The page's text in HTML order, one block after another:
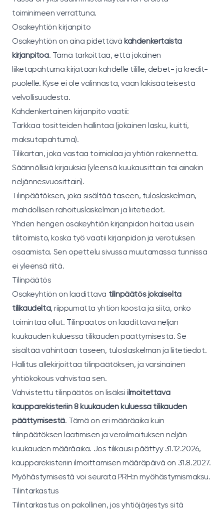
toiminimeen verrattuna.
Osakeyhtiön kirjanpito
Osakeyhtiön on aina pidettävä kahdenkertaista
kirjanpitoa. Tämä tarkoittaa, että jokainen
liiketapahtuma kirjataan kahdelle tilille, debet- ja kredit-
puolelle. Kyse ei ole valinnasta, vaan lakisääteisestä
velvollisuudesta.
Kahdenkertainen kirjanpito vaatii:
Tarkkaa tositteiden hallintaa (jokainen lasku, kuitti,
maksutapahtuma).
Tilikartan, joka vastaa toimialaa ja yhtiön rakennetta.
Säännöllisiä kirjauksia (yleensä kuukausittain tai ainakin
neljännesvuosittain).
Tilinpäätöksen, joka sisältää taseen, tuloslaskelman,
mahdollisen rahoituslaskelman ja liitetiedot.
Yhden hengen osakeyhtiön kirjanpidon hoitaa usein
tilitoimisto, koska työ vaatii kirjanpidon ja verotuksen
osaamista. Sen opettelu sivussa muutamassa tunnissa
ei yleensä riitä.
Tilinpäätös
Osakeyhtiön on laadittava tilinpäätös jokaiselta
tilikaudelta, riippumatta yhtiön koosta ja siitä, onko
toimintaa ollut. Tilinpäätös on laadittava neljän
kuukauden kuluessa tilikauden päättymisestä. Se
sisältää vähintään taseen, tuloslaskelman ja liitetiedot.
Hallitus allekirjoittaa tilinpäätöksen, ja varsinainen
yhtiökokous vahvistaa sen.
Vahvistettu tilinpäätös on lisäksi ilmoitettava
kaupparekisteriin 8 kuukauden kuluessa tilikauden
päättymisestä. Tämä on eri määräaika kuin
tilinpäätöksen laatimisen ja veroilmoituksen neljän
kuukauden määräaika. Jos tilikausi päättyy 31.12.2026,
kaupparekisteriin ilmoittamisen määräpäivä on 31.8.2027.
Myöhästymisestä voi seurata PRH:n myöhästymismaksu.
Tilintarkastus
Tilintarkastus on pakollinen, jos yhtiöjärjestys sitä